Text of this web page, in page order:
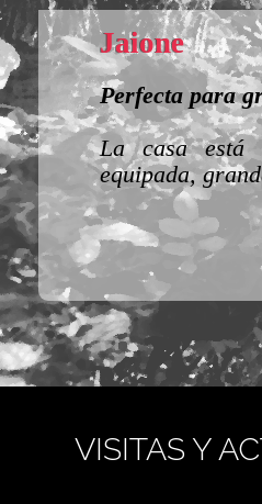
Jaione
Perfecta para
La casa está
equipada,
VISITAS Y